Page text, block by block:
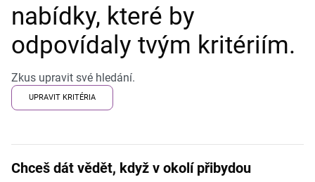
nabídky, které by
odpovídaly tvým kritériím.
Zkus upravit své hledání.
UPRAVIT KRITÉRIA
Chceš dát vědět, když v okolí přibydou